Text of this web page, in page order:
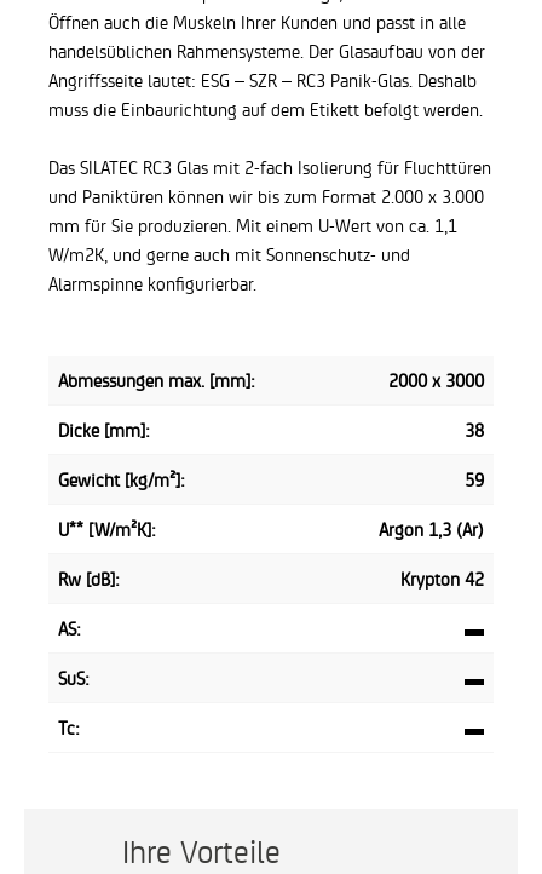
Öffnen auch die Muskeln Ihrer Kunden und passt in alle
handelsüblichen Rahmensysteme. Der Glasaufbau von der
Angriffsseite lautet: ESG – SZR – RC3 Panik-Glas. Deshalb
muss die Einbaurichtung auf dem Etikett befolgt werden.
Das SILATEC RC3 Glas mit 2-fach Isolierung für Fluchttüren
und Paniktüren können wir bis zum Format 2.000 x 3.000
mm für Sie produzieren. Mit einem U-Wert von ca. 1,1
W/m2K, und gerne auch mit Sonnenschutz- und
Alarmspinne konfigurierbar.
Abmessungen max. [mm]:
2000 x 3000
Dicke [mm]:
38
Gewicht [kg/m²]:
59
U** [W/m²K]:
Argon 1,3 (Ar)
Rw [dB]:
Krypton 42
AS:
▬
SuS:
▬
Tc:
▬
Ihre Vorteile